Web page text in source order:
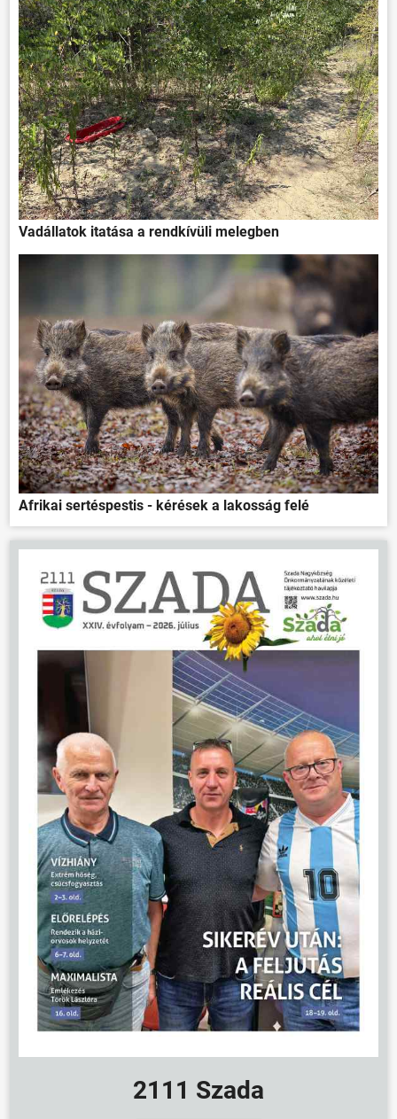
ÖNKORMÁNYZAT
ÜGYINTÉZÉS
KÖZÖSSÉG
HÍREK
VÁLASZTÁSOK
Vadállatok itatása a rendkívüli melegben
Afrikai sertéspestis - kérések a lakosság felé
2111 Szada